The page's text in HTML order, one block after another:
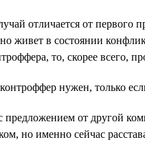
отличается от первого
живет в состоянии
то, скорее всего,
нужен, только
от другой
но именно сейчас